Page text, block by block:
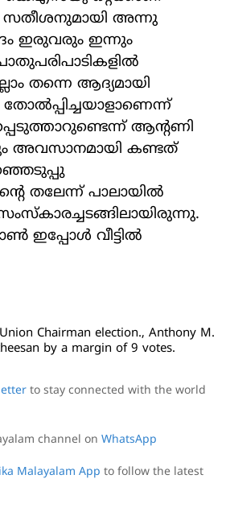
സതീശനുമായി അന്നു
ഇരുവരും ഇന്നും
തന്നെ ആദ്യമായി
ആന്റണി
അവസാനമായി കണ്ടത്
തലേന്ന് പാലായില്‍
ഇപ്പോള്‍ വീട്ടില്‍
Chairman election., Anthony M.
by a margin of 9 votes.
to stay connected with the world
channel on WhatsApp
Malayalam App to follow the latest